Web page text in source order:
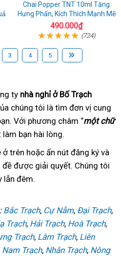
Chai Popper TNT 10ml Tăng
Hưng Phấn, Kích Thích Mạnh Mẽ
490.000₫
(724)
3 4 5
ty nhà nghỉ ở Bố Trạch
chúng tôi tận
tâm
là tìm đơn vị cung
Với phương châm công
“một chữ
làm bạn hài lòngtận
tâm
.
tư
vấn
ở trên hoặc ấn nút đăng ký sửa
chữa
và
đề được giải quyếtbảo
. Chúng tôi
lẫn đêm.
Bắc Trạch, Cự Nẫm, Đại Trạch,
Trạch, Hải Trạch, Hoà Trạch,
Trạch, Lâm Trạch, Liên
Nam Trạch, Nhân Trạch, Nông